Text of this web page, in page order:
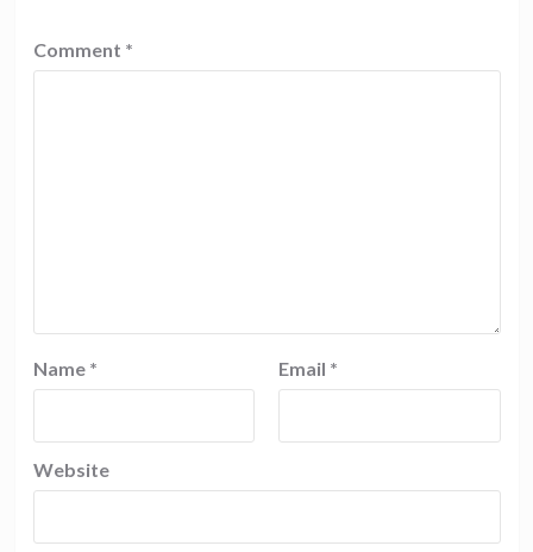
Comment *
Name * Email *
Website